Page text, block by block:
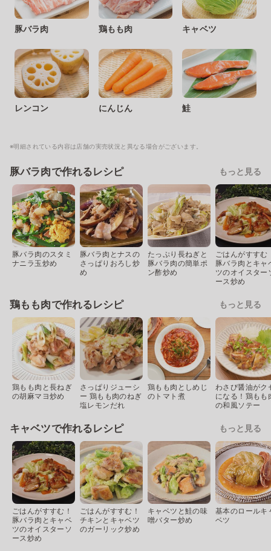
豚バラ肉 鶏もも肉 キャベツ
レンコン にんじん 鮭
※明細されている内容は店舗の実売状況と異なる場合がございます。
豚バラ肉で作れるレシピ もっと見る
豚バラ肉のスタミ
ナニラ玉炒め
豚バラ肉とナスの
さっぱりおろし炒
め
たっぷり長ねぎと
豚バラ肉の簡単ポ
ン酢炒め
ごはんがすすむ
豚バラ肉とキャ
ツのオイスター
ース炒め
鶏もも肉で作れるレシピ もっと見る
鶏もも肉と長ねぎ
の胡麻マヨ炒め
さっぱりジューシ
ー 鶏もも肉のねぎ
塩レモンだれ
鶏もも肉としめじ
のトマト煮
わさび醤油がク
になる！鶏もも
の和風ソテー
キャベツで作れるレシピ もっと見る
ごはんがすすむ！
豚バラ肉とキャベ
ツのオイスターソ
ース炒め
ごはんがすすむ！
チキンとキャベツ
のガーリック炒め
キャベツと鮭の味
噌バター炒め
基本のロールキ
ベツ